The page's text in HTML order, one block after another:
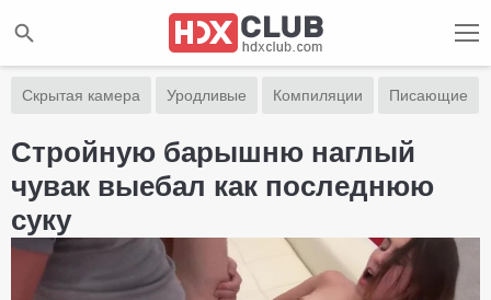
Скрытая камера Уродливые Компиляции Писающие
Стройную барышню наглый
чувак выебал как последнюю
суку